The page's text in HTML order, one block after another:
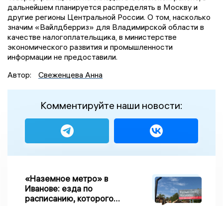
дальнейшем планируется распределять в Москву и
другие регионы Центральной России. О том, насколько
значим «Вайлдберриз» для Владимирской области в
качестве налогоплательщика, в министерстве
экономического развития и промышленности
информации не предоставили.
Автор:
Свеженцева Анна
Комментируйте наши новости:
«Наземное метро» в
Иванове: езда по
расписанию, которого